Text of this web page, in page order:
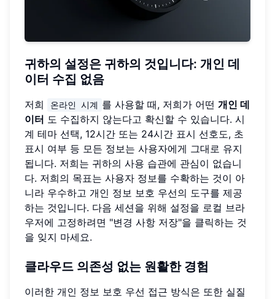
귀하의 설정은 귀하의 것입니다: 개인 데
이터 수집 없음
저희 온라인 시계 를 사용할 때, 저희가 어떤 개인 데
이터 도 수집하지 않는다고 확신할 수 있습니다. 시
계 테마 선택, 12시간 또는 24시간 표시 선호도, 초
표시 여부 등 모든 정보는 사용자에게 그대로 유지
됩니다. 저희는 귀하의 사용 습관에 관심이 없습니
다. 저희의 목표는 사용자 정보를 수확하는 것이 아
니라 우수하고 개인 정보 보호 우선의 도구를 제공
하는 것입니다. 다음 세션을 위해 설정을 로컬 브라
우저에 고정하려면 "변경 사항 저장"을 클릭하는 것
을 잊지 마세요.
클라우드 의존성 없는 원활한 경험
이러한 개인 정보 보호 우선 접근 방식은 또한 실질